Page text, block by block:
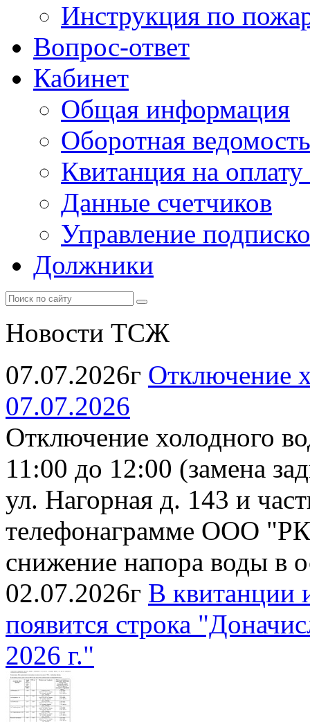
Инструкция по
Вопрос-ответ
Кабинет
Общая информация
Оборотная ведомость
Квитанция на
Данные счетчиков
Управление
Должники
Новости ТСЖ
07.07.2026г Отключение
07.07.2026
Отключение холодного
11:00 до 12:00 (замена
ул. Нагорная д. 143 и
телефонаграмме ООО
снижение напора воды в
02.07.2026г В квитанции
появится строка
2026 г."